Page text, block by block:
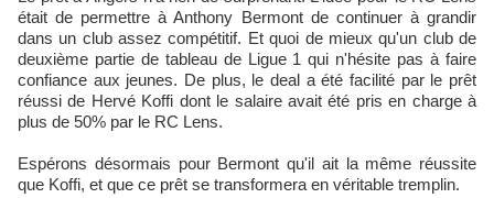
était de permettre à Anthony Bermont de continuer à grandir
dans un club assez compétitif. Et quoi de mieux qu'un club de
deuxième partie de tableau de Ligue 1 qui n'hésite pas à faire
confiance aux jeunes. De plus, le deal a été facilité par le prêt
réussi de Hervé Koffi dont le salaire avait été pris en charge à
plus de 50% par le RC Lens.
Espérons désormais pour Bermont qu'il ait la même réussite
que Koffi, et que ce prêt se transformera en véritable tremplin.